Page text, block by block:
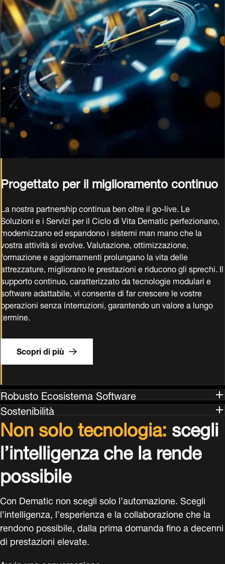
Progettato per il miglioramento continuo
La nostra partnership continua ben oltre il go-live. Le
Soluzioni e i Servizi per il Ciclo di Vita Dematic perfezionano,
modernizzano ed espandono i sistemi man mano che la
vostra attività si evolve. Valutazione, ottimizzazione,
formazione e aggiornamenti prolungano la vita delle
attrezzature, migliorano le prestazioni e riducono gli sprechi. Il
software adattabile, vi consente di far crescere le vostre
operazioni senza interruzioni, garantendo un valore a lungo
termine.
Scopri di più
Robusto Ecosistema Software
Sostenibilità
Non solo tecnologia:scegli
l’intelligenza che la rende
possibile
Con Dematic non scegli solo l’automazione. Scegli
l’intelligenza, l’esperienza e la collaborazione che la
rendono possibile, dalla prima domanda fino a decenni
di prestazioni elevate.
Avvia una conversazione.
*
Nome:
*
Cognome: